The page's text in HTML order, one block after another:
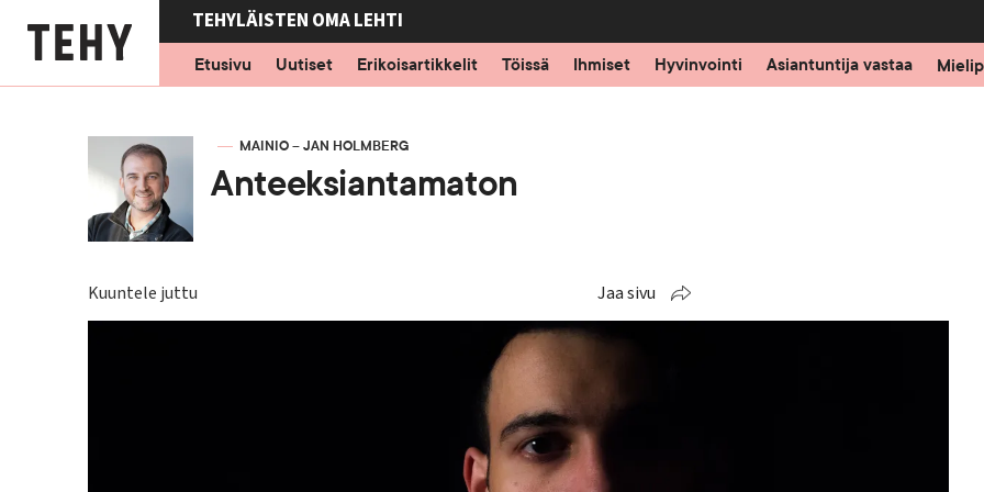
pääsisältöön
TEHYLÄISTEN OMA LEHTI
Etusivu
Uutiset Erikoisartikkelit Töissä Ihmiset Hyvinvointi Asiantuntija vastaa
KIRJOITTAJA
MAINIO – JAN HOLMBERG
Anteeksiantamaton
Kuuntele juttu Jaa sivu